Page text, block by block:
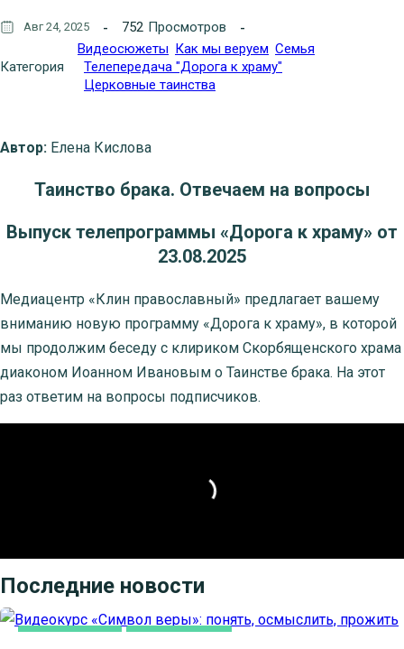
Авг 24, 2025 752 Просмотров
Категория
Видеосюжеты Как мы веруем Семья
Телепередача "Дорога к храму"
Церковные таинства
Автор: Елена Кислова
Таинство брака. Отвечаем на вопросы
Выпуск телепрограммы «Дорога к храму» от
23.08.2025
Медиацентр «Клин православный» предлагает вашему
вниманию новую программу «Дорога к храму», в которой
мы продолжим беседу с клириком Скорбященского храма
диаконом Иоанном Ивановым о Таинстве брака. На этот
раз ответим на вопросы подписчиков.
Последние новости